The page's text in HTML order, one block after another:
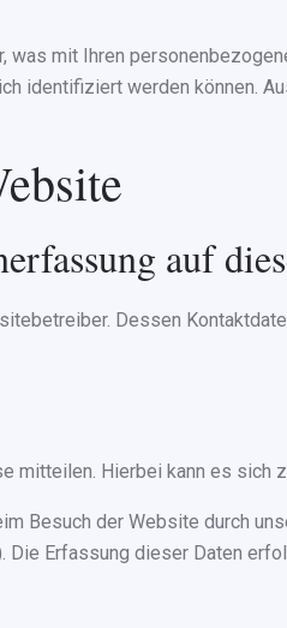
mit Ihren
identifiziert werden können.
auf
Dessen
mitteilen. Hierbei kann es sich
Besuch der Website durch
Erfassung dieser Daten